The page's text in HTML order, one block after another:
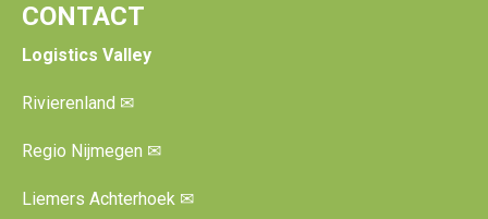
CONTACT
Logistics Valley
Rivierenland ✉
Regio Nijmegen ✉
Liemers Achterhoek ✉